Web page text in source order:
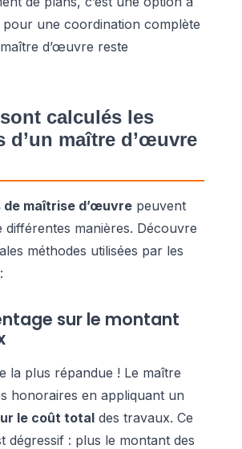
pour une coordination complète
d’œuvre reste
calculés les
d’un maître d’œuvre
de maîtrise d’œuvre peuvent
différentes manières. Découvre
méthodes utilisées par les
sur le montant
la plus répandue ! Le maître
honoraires en appliquant un
le coût total des travaux. Ce
dégressif : plus le montant des